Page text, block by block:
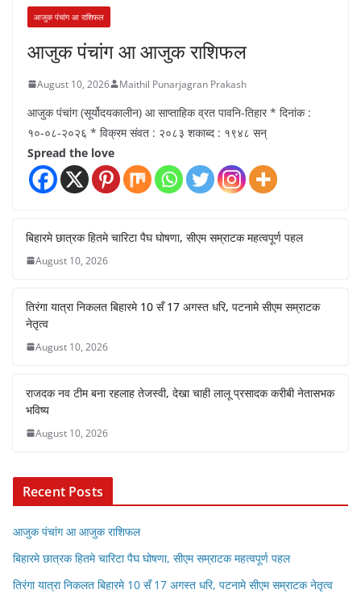
आजुक पंचांग आ राशिफल
आजुक पंचांग आ आजुक राशिफल
August 10, 2026 Maithil Punarjagran Prakash
आजुक पंचांग (सूर्योदयकालीन) आ साप्ताहिक व्रत पावनि-तिहार * दिनांक :
१०-०८-२०२६ * विक्रम संवत : २०८३ शकाब्द : १९४८ सन्
Spread the love
बिहारमे छात्रक हितमे चारिटा पैघ घोषणा, सीएम सम्राटक महत्वपूर्ण पहल
August 10, 2026
तिरंगा यात्रा निकलत बिहारमे 10 सँ 17 अगस्त धरि, पटनामे सीएम सम्राटक
नेतृत्व
August 10, 2026
राजदक नव टीम बना रहलाह तेजस्वी, देखा चाही लालू प्रसादक करीबी नेतासभक
भविष्य
August 10, 2026
Recent Posts
आजुक पंचांग आ आजुक राशिफल
बिहारमे छात्रक हितमे चारिटा पैघ घोषणा, सीएम सम्राटक महत्वपूर्ण पहल
तिरंगा यात्रा निकलत बिहारमे 10 सँ 17 अगस्त धरि, पटनामे सीएम सम्राटक नेतृत्व